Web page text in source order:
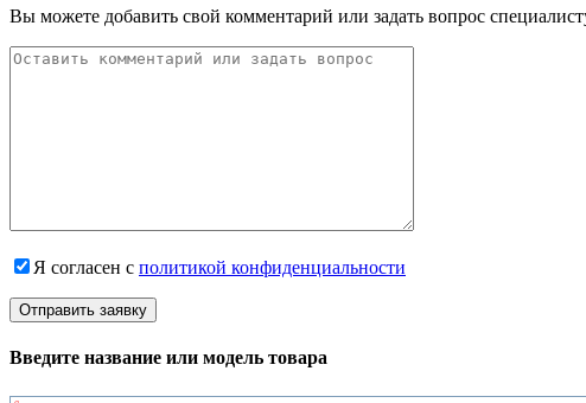
Вы можете добавить свой комментарий или задать вопрос
Я согласен с политикой конфиденциальности
Введите название или модель товара